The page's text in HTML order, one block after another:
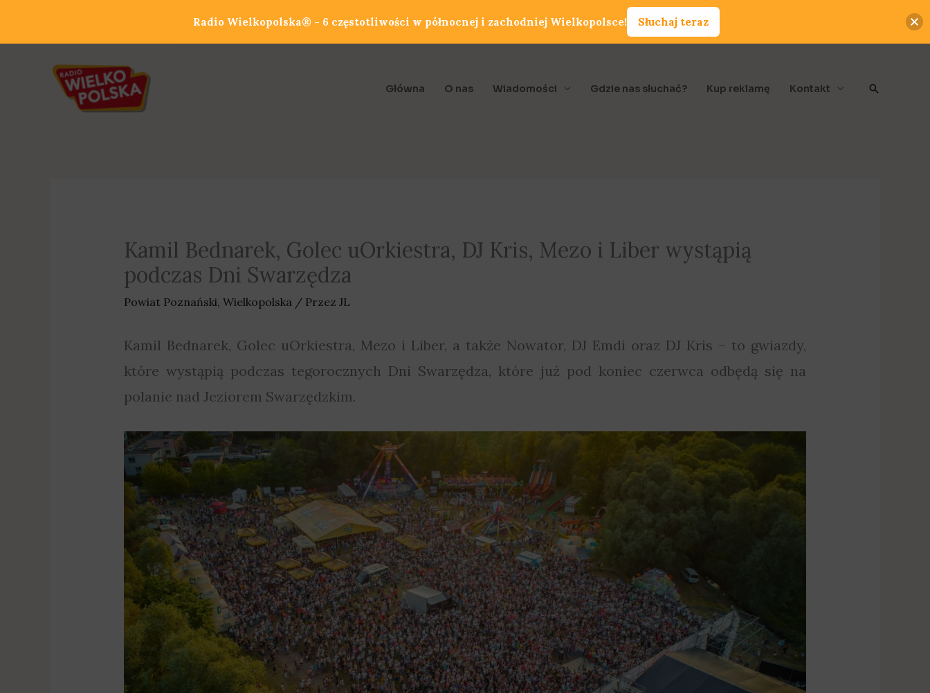
Główna O nas Wiadomości Gdzie nas słuchać? Kup reklamę Kontakt Szukaj
Kamil Bednarek, Golec uOrkiestra, DJ Kris, Mezo i Liber wystąpią
podczas Dni Swarzędza
Powiat Poznański, Wielkopolska / Przez JL
Kamil Bednarek, Golec uOrkiestra, Mezo i Liber, a także Nowator, DJ Emdi oraz DJ Kris – to gwiazdy,
które wystąpią podczas tegorocznych Dni Swarzędza, które już pod koniec czerwca odbędą się na
polanie nad Jeziorem Swarzędzkim.
Radio Wielkopolska® - 6 częstotliwości w północnej i zachodniej Wielkopolsce! Słuchaj teraz